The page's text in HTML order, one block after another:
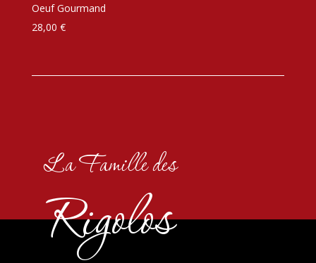
Oeuf Gourmand
28,00 €
La Famille des
Rigolos